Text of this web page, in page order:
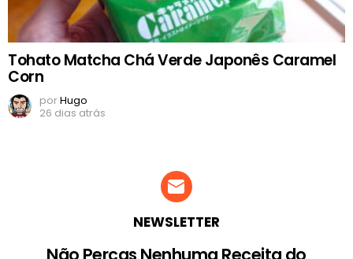
Tohato Matcha Chá Verde Japonês Caramel
Corn
porHugo
26 dias atrás
NEWSLETTER